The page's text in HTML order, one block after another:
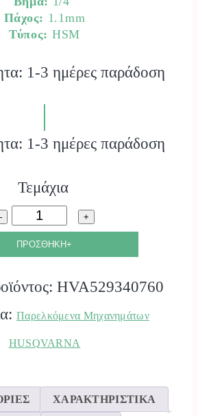
Πάχος: 1.1mm
Τύπος: HSM
1-3 ημέρες παράδοση
1-3 ημέρες παράδοση
Τεμάχια
Precision
λάμα
1/4”mini
1.1mm
HSM
+
ΠΡΟΣΘΗΚΗ+
HVA529340760
Παρελκόμενα Μηχανημάτων
HUSQVARNA
ΧΑΡΑΚΤΗΡΙΣΤΙΚΑ